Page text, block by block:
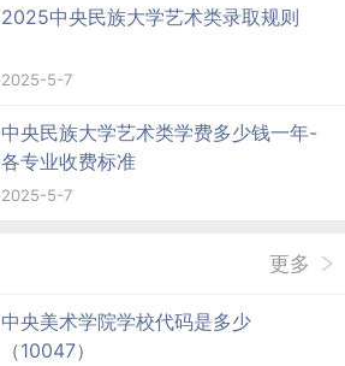
2025中央民族大学艺术类录取规则
2025-5-7
中央民族大学艺术类学费多少钱一年-
各专业收费标准
2025-5-7
更多
中央美术学院学校代码是多少
（10047）